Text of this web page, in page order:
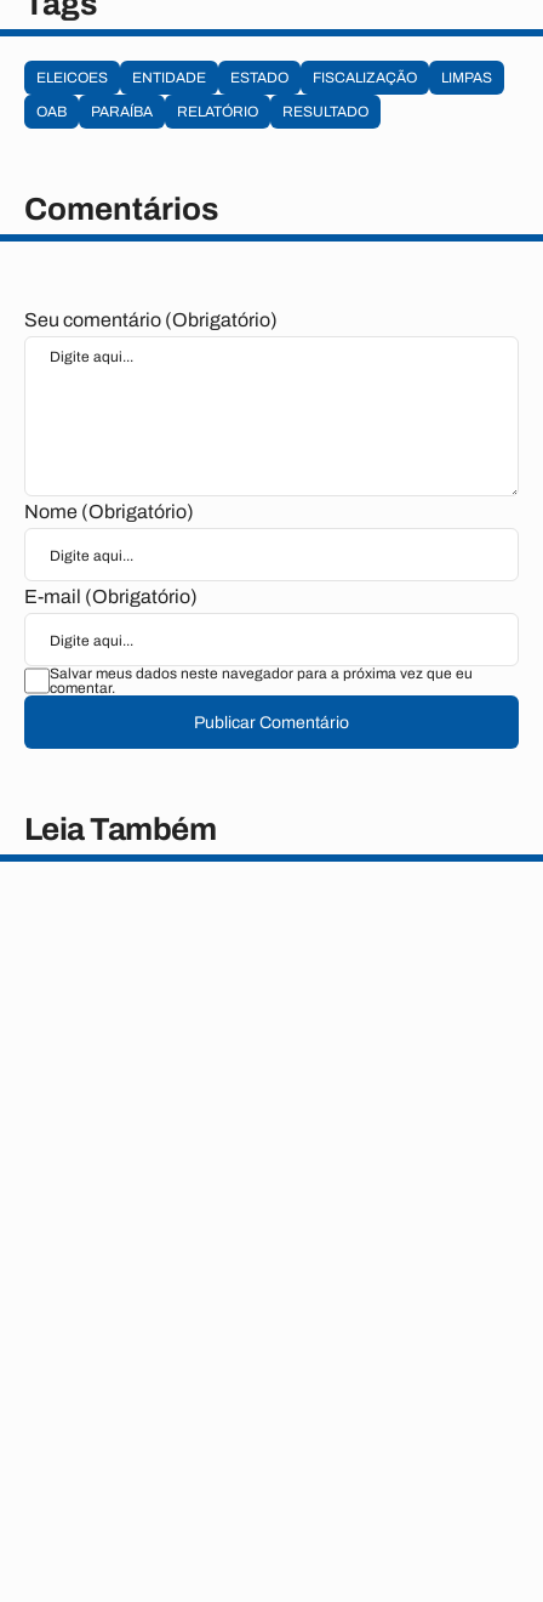
ELEICOES ENTIDADE ESTADO FISCALIZAÇÃO
LIMPAS
OAB
PARAÍBA RELATÓRIO RESULTADO
Comentários
Seu comentário (Obrigatório)
Nome (Obrigatório)
E-mail (Obrigatório)
Salvar meus dados neste navegador para a próxima vez que eu
comentar.
Publicar Comentário
Leia Também